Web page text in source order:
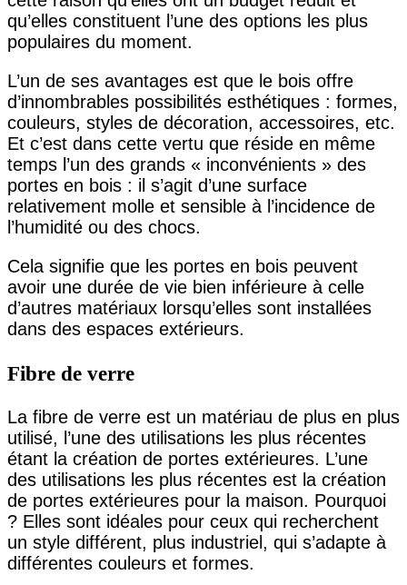
qu’elles constituent l’une des options les plus
populaires du moment.
L’un de ses avantages est que le bois offre
d’innombrables possibilités esthétiques : formes,
couleurs, styles de décoration, accessoires, etc.
Et c’est dans cette vertu que réside en même
temps l’un des grands « inconvénients » des
portes en bois : il s’agit d’une surface
relativement molle et sensible à l’incidence de
l’humidité ou des chocs.
Cela signifie que les portes en bois peuvent
avoir une durée de vie bien inférieure à celle
d’autres matériaux lorsqu’elles sont installées
dans des espaces extérieurs.
Fibre de verre
La fibre de verre est un matériau de plus en plus
utilisé, l’une des utilisations les plus récentes
étant la création de portes extérieures. L’une
des utilisations les plus récentes est la création
de portes extérieures pour la maison. Pourquoi
? Elles sont idéales pour ceux qui recherchent
un style différent, plus industriel, qui s’adapte à
différentes couleurs et formes.